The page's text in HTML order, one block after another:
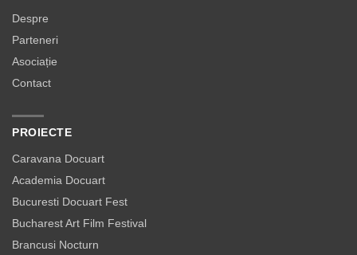
Despre
Parteneri
Asociație
Contact
PROIECTE
Caravana Docuart
Academia Docuart
Bucuresti Docuart Fest
Bucharest Art Film Festival
Brancusi Nocturn